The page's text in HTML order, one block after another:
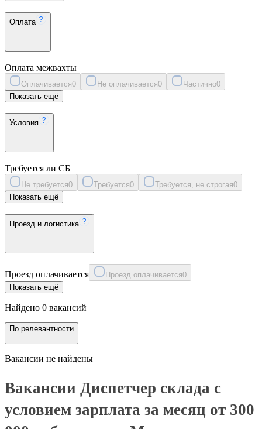
Оплата
Оплата межвахты
Оплачивается0 Не оплачивается0 Частично0
Показать ещё
Условия
Требуется ли СБ
Не требуется0 Требуется0 Требуется, не строгая0
Показать ещё
Проезд и логистика
Проезд оплачивается Проезд оплачивается0
Показать ещё
Найдено 0 вакансий
По релевантности
Вакансии не найдены
Вакансии Диспетчер склада с
условием зарплата за месяц от 300